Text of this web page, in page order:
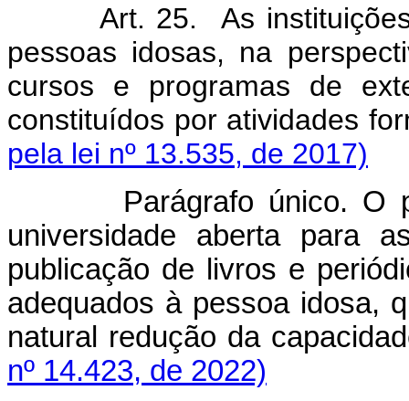
Art. 25. As instituições
pessoas idosas, na
cursos e programas de
constituídos por atividades
pela lei nº 13.535, de 2017)
Parágrafo único. O
universidade aberta para
publicação de livros e
adequados à pessoa idosa,
natural redução da
nº 14.423, de 2022)